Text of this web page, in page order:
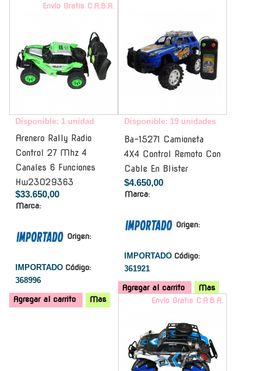
Envío Gratis C.A.B.A.
Disponible: 1 unidad
Arenero Rally Radio
Control 27 Mhz 4
Canales 6 Funciones
Hw23029363
$33.650,00
Marca:
Origen:
IMPORTADO Código:
368996
Agregar al carrito Mas
Disponible: 19 unidades
Ba-15271 Camioneta
4X4 Control Remoto Con
Cable En Blister
$4.650,00
Marca:
Origen:
IMPORTADO Código:
361921
Agregar al carrito
Mas
Envío Gratis C.A.B.A.